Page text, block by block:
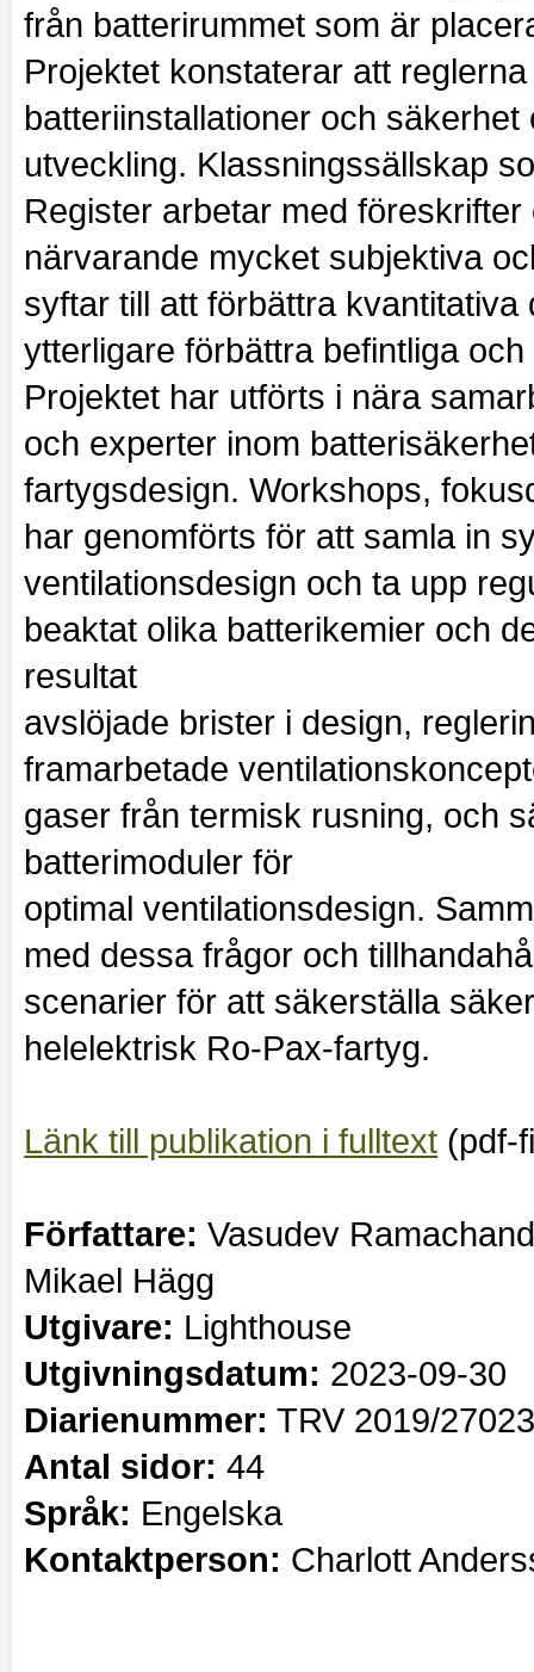
från batterirummet som är
Projektet konstaterar att
batteriinstallationer och
utveckling. Klassningssällskap
Register arbetar med
närvarande mycket subjektiva
syftar till att förbättra
ytterligare förbättra befintliga
Projektet har utförts i nära
och experter inom
fartygsdesign. Workshops,
har genomförts för att samla in
ventilationsdesign och ta upp
beaktat olika batterikemier och
resultat
avslöjade brister i design,
framarbetade
gaser från termisk rusning, och
batterimoduler för
optimal ventilationsdesign.
med dessa frågor och
scenarier för att säkerställa
helelektrisk Ro-Pax-fartyg.
Länk till publikation i fulltext (pdf-
Författare: Vasudev
Mikael Hägg
Utgivare: Lighthouse
Utgivningsdatum: 2023-09-30
Diarienummer: TRV 2019/
Antal sidor: 44
Språk: Engelska
Kontaktperson: Charlott